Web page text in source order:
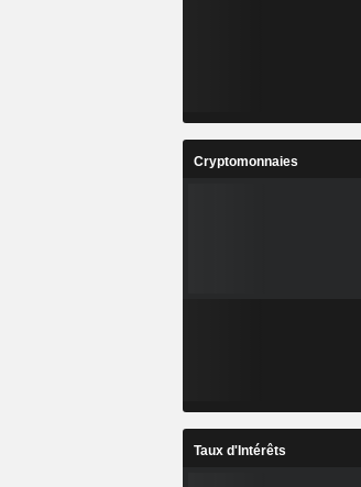
Cryptomonnaies
Taux d'Intérêts